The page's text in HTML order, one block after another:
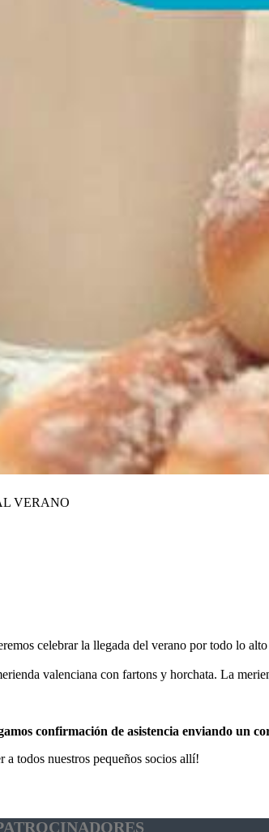
VERANO
celebrar la llegada del verano por todo lo
valenciana con fartons y horchata. La
confirmación de asistencia enviando un
todos nuestros pequeños socios allí!